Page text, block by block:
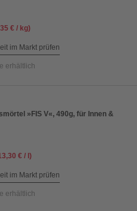
€ / kg)
im Markt prüfen
erhältlich
»FIS V«, 490g, für Innen &
€ / l)
im Markt prüfen
erhältlich